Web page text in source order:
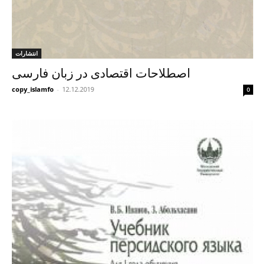
انتشارات
اصطلاحات اقتصادی در زبان فارسی
copy_islamfo - 12.12.2019 0